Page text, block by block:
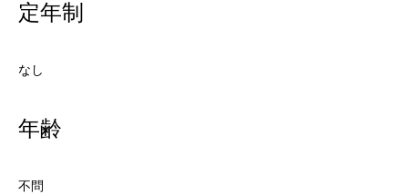
定年制
なし
年齢
不問